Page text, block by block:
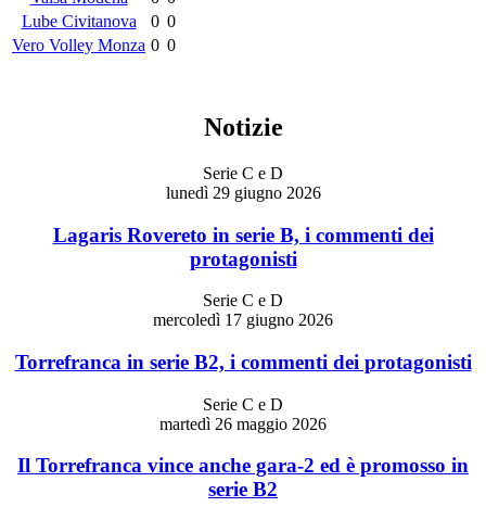
Lube Civitanova
0 0
Vero Volley Monza 0 0
Notizie
Serie C e D
lunedì 29 giugno 2026
Lagaris Rovereto in serie B, i commenti dei
protagonisti
Serie C e D
mercoledì 17 giugno 2026
Torrefranca in serie B2, i commenti dei protagonisti
Serie C e D
martedì 26 maggio 2026
Il Torrefranca vince anche gara-2 ed è promosso in
serie B2